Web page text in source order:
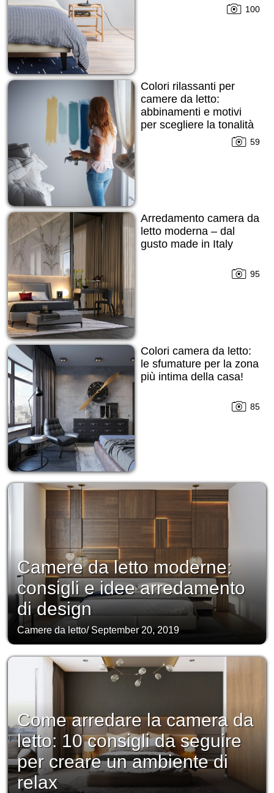
100
Colori rilassanti per
camere da letto:
abbinamenti e motivi
per scegliere la tonalità
59
Arredamento camera da
letto moderna – dal
gusto made in Italy
95
Colori camera da letto:
le sfumature per la zona
più intima della casa!
85
Camere da letto moderne:
consigli e idee arredamento
di design
Camere da letto/September 20, 2019
Come arredare la camera da
letto: 10 consigli da seguire
per creare un ambiente di
relax